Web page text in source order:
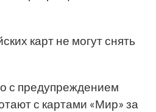
карт не могут снять
с предупреждением
с картами «Мир» за